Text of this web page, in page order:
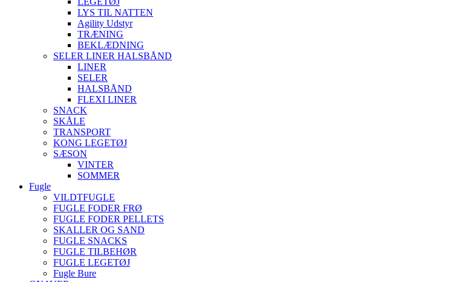
LYS TIL NATTEN
Agility Udstyr
TRÆNING
BEKLÆDNING
SELER LINER HALSBÅND
LINER
SELER
HALSBÅND
FLEXI LINER
SNACK
SKÅLE
TRANSPORT
KONG LEGETØJ
SÆSON
VINTER
SOMMER
Fugle
VILDTFUGLE
FUGLE FODER FRØ
FUGLE FODER PELLETS
SKALLER OG SAND
FUGLE SNACKS
FUGLE TILBEHØR
FUGLE LEGETØJ
Fugle Bure